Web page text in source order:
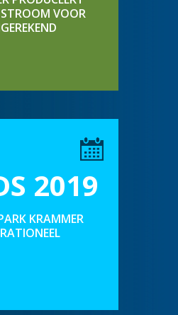
VOOR
2019
KRAMMER